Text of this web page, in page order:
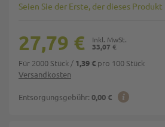
Seien Sie der Erste, der dieses
Versandkosten
Entsorgungsgebühr: 0,00 €
33,07 €
27,79 €
Für 2000 Stück / 1,39 € pro 100 Stück